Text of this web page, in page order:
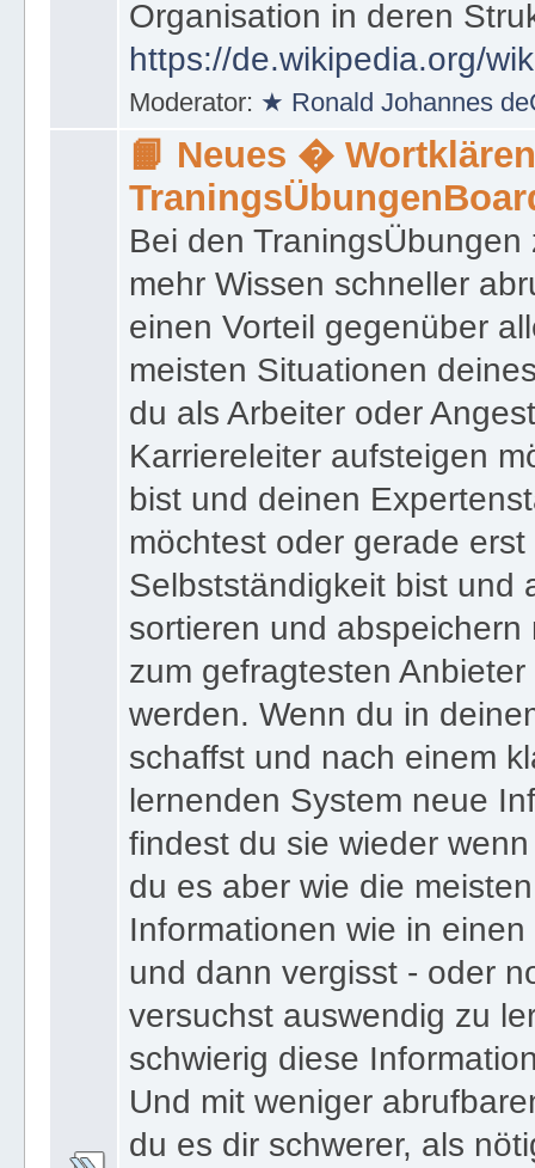
das innerhalb einer
Organisation in deren
https://de.wikipedia.org/
Moderator:★ Ronald Johannes
📙 Neues �
Bei den
mehr Wissen schneller
einen Vorteil gegenüber
meisten Situationen
du als Arbeiter oder
Karriereleiter aufsteigen
bist und deinen
möchtest oder gerade
Selbstständigkeit bist und
sortieren und
zum gefragtesten
werden. Wenn du in
schaffst und nach einem
lernenden System neue
findest du sie wieder
du es aber wie die
Informationen wie in
und dann vergisst - oder
versuchst auswendig zu
schwierig diese
Und mit weniger